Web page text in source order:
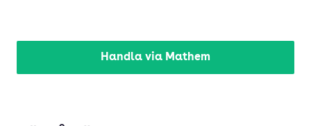
Handla via Mathem